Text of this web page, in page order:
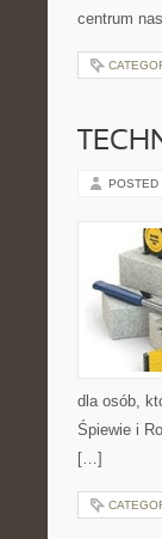
centrum
POSTED
dla osób,
Śpiewie i
[…]